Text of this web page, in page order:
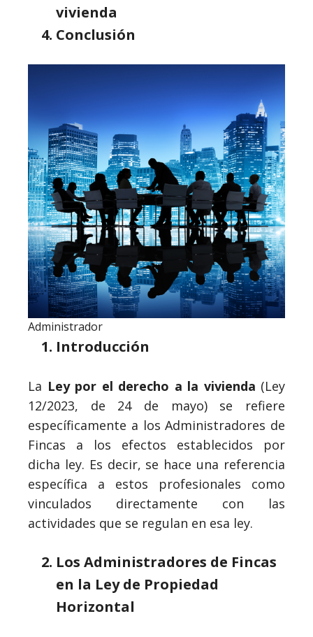
vivienda
Conclusión
Administrador
Introducción
La Ley por el derecho a la vivienda (Ley
12/2023, de 24 de mayo) se refiere
específicamente a los Administradores de
Fincas a los efectos establecidos por
dicha ley. Es decir, se hace una referencia
específica a estos profesionales como
vinculados directamente con las
actividades que se regulan en esa ley.
Los Administradores de Fincas
en la Ley de Propiedad
Horizontal